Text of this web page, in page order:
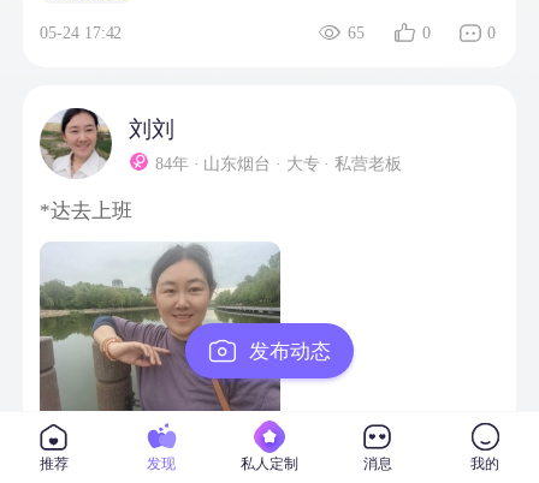
05-24 17:42 65 0 0
刘刘
84年 · 山东烟台 · 大专 · 私营老板
*达去上班
04-29 11:29 67 0
发布动态
推荐 发现 私人定制 消息 我的